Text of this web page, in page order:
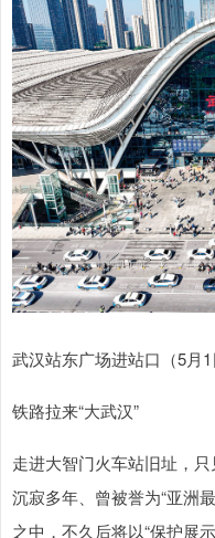
武汉站东广场进站口（5月
铁路拉来“大武汉”
走进大智门火车站旧址，
沉寂多年、曾被誉为“亚洲
之中，不久后将以“保护展